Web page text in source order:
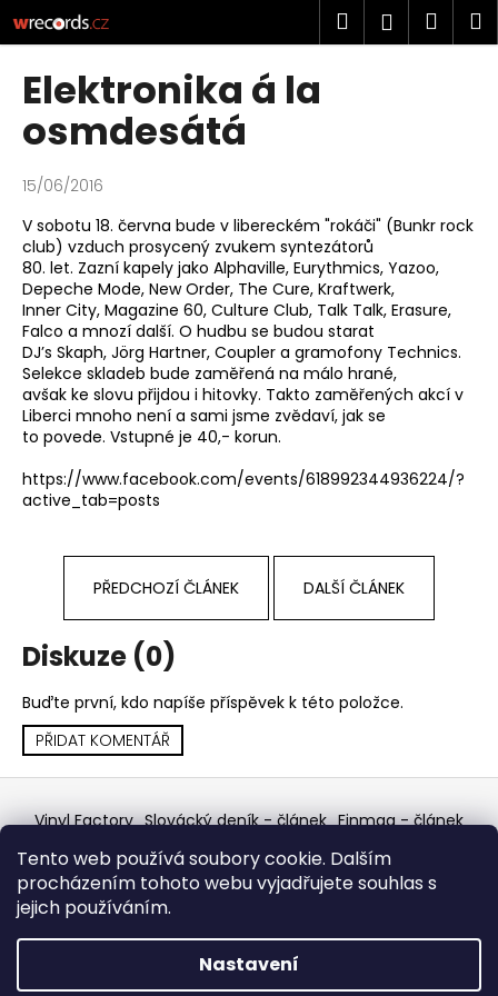
Tento web používá soubory cookie. Dalším
procházením tohoto webu vyjadřujete souhlas s
jejich používáním.
Nastavení
na
obsah
Hledat
Elektronika á la
osmdesátá
15/06/2016
V sobotu 18. června bude v libereckém "rokáči" (Bunkr rock
club) vzduch prosycený zvukem syntezátorů
80. let. Zazní kapely jako Alphaville, Eurythmics, Yazoo,
Depeche Mode, New Order, The Cure, Kraftwerk,
Inner City, Magazine 60, Culture Club, Talk Talk, Erasure,
Falco a mnozí další. O hudbu se budou starat
DJ’s Skaph, Jörg Hartner, Coupler a gramofony Technics.
Selekce skladeb bude zaměřená na málo hrané,
avšak ke slovu přijdou i hitovky. Takto zaměřených akcí v
Liberci mnoho není a sami jsme zvědaví, jak se
to povede. Vstupné je 40,- korun.
https://www.facebook.com/events/618992344936224/?
active_tab=posts
PŘEDCHOZÍ ČLÁNEK DALŠÍ ČLÁNEK
Diskuze (0)
Buďte první, kdo napíše příspěvek k této položce.
PŘIDAT KOMENTÁŘ
K
o
C
o
p
t
ř
e
b
u
j
e
t
e
n
?
D
o
p
o
r
á Vinyl Factory Slovácký deník - článek Finmag - článek
Discogs Profile Facebook výběr z hroznů
Top prodejce mincí Aukro
Vytvořil Shoptet